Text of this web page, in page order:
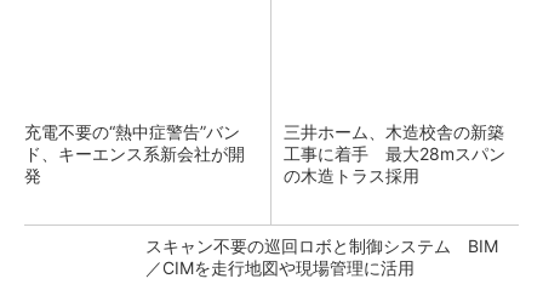
充電不要の“熱中症警告”バン
ド、キーエンス系新会社が開
発
三井ホーム、木造校舎の新築
工事に着手 最大28mスパン
の木造トラス採用
スキャン不要の巡回ロボと制御システム BIM
／CIMを走行地図や現場管理に活用